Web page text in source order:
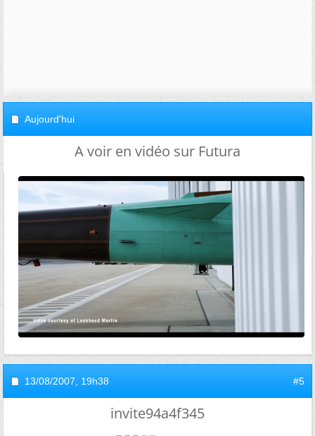
Aujourd'hui
A voir en vidéo sur Futura
13/08/2007, 19h38 #5
invite94a4f345